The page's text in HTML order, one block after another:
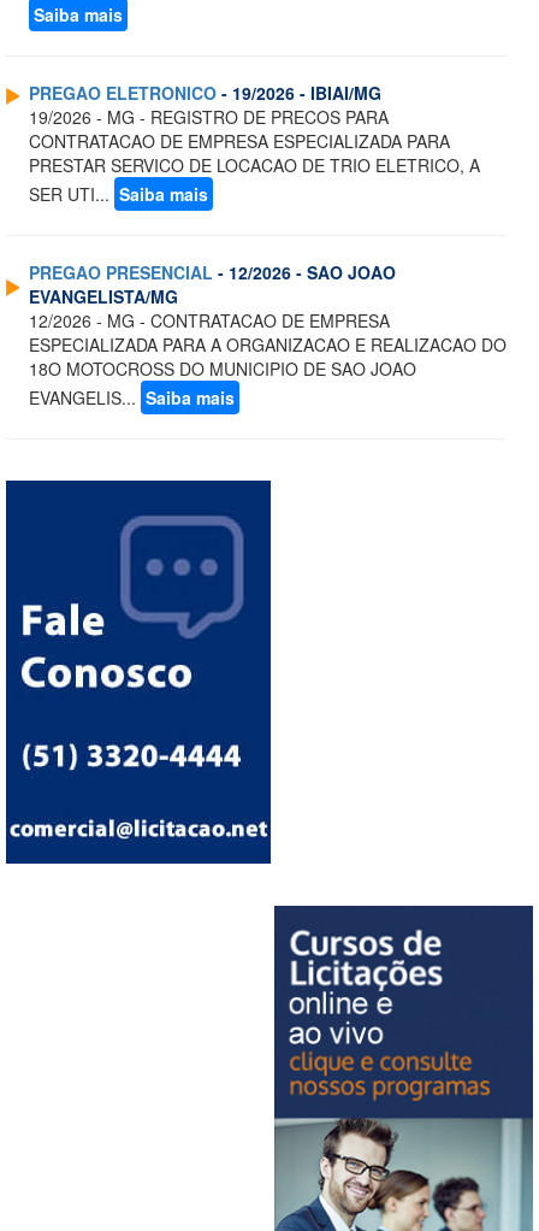
Saiba mais
PREGAO ELETRONICO - 19/2026 - IBIAI/MG
19/2026 - MG - REGISTRO DE PRECOS PARA
CONTRATACAO DE EMPRESA ESPECIALIZADA PARA
PRESTAR SERVICO DE LOCACAO DE TRIO ELETRICO, A
SER UTI... Saiba mais
PREGAO PRESENCIAL - 12/2026 - SAO JOAO
EVANGELISTA/MG
12/2026 - MG - CONTRATACAO DE EMPRESA
ESPECIALIZADA PARA A ORGANIZACAO E REALIZACAO DO
18O MOTOCROSS DO MUNICIPIO DE SAO JOAO
EVANGELIS... Saiba mais